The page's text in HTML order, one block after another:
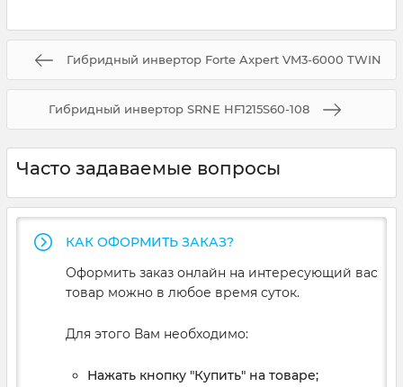
Гибридный инвертор Forte Axpert VM3-6000 TWIN
Гибридный инвертор SRNE HF1215S60-108
Часто задаваемые вопросы
КАК ОФОРМИТЬ ЗАКАЗ?
Оформить заказ онлайн на интересующий вас
товар можно в любое время суток.
Для этого Вам необходимо:
Нажать кнопку "Купить" на товаре;